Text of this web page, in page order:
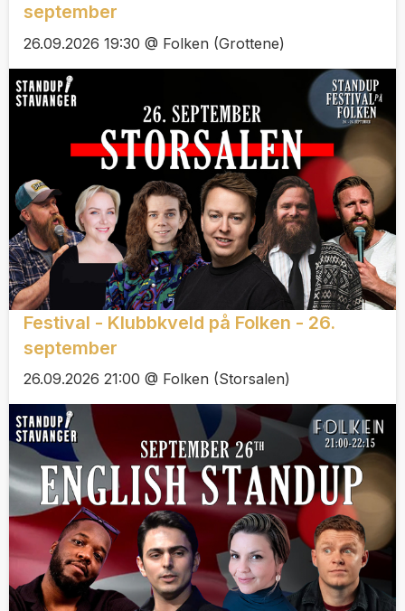
september
26.09.2026 19:30 @ Folken (Grottene)
Festival - Klubbkveld på Folken - 26.
september
26.09.2026 21:00 @ Folken (Storsalen)